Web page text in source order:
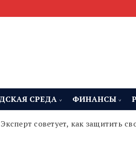
СРЕДА ФИНАНСЫ
Эксперт советует, как защитить